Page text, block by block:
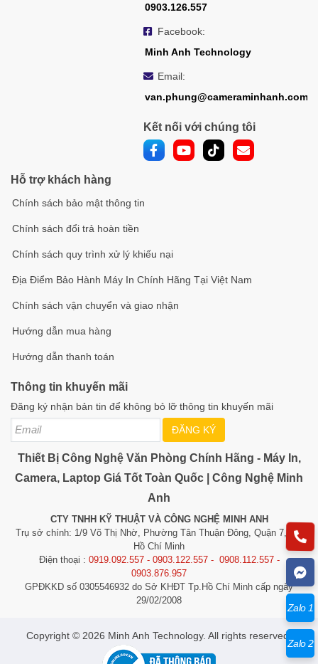
0903.126.557
Facebook:
Minh Anh Technology
Email:
van.phung@cameraminhanh.com
Kết nối với chúng tôi
Hỗ trợ khách hàng
Chính sách bảo mật thông tin
Chính sách đổi trả hoàn tiền
Chính sách quy trình xử lý khiếu nại
Địa Điểm Bảo Hành Máy In Chính Hãng Tại Việt Nam
Chính sách vận chuyển và giao nhận
Hướng dẫn mua hàng
Hướng dẫn thanh toán
Thông tin khuyến mãi
Đăng ký nhận bản tin để không bỏ lỡ thông tin khuyến mãi
ĐĂNG KÝ
Thiết Bị Công Nghệ Văn Phòng Chính Hãng - Máy In,
Camera, Laptop Giá Tốt Toàn Quốc | Công Nghệ Minh
Anh
CTY TNHH KỸ THUẬT VÀ CÔNG NGHỆ MINH ANH
Trụ sở chính: 1/9 Võ Thị Nhờ, Phường Tân Thuận Đông, Quận 7, TP.
Hồ Chí Minh
Điện thoại : 0919.092.557 - 0903.122.557 - 0908.112.557 -
0903.876.957
GPĐKKD số 0305546932 do Sở KHĐT Tp.Hồ Chí Minh cấp ngày
29/02/2008
​​​​​​Copyright © 2026 Minh Anh Technology. All rights reserved.
Zalo 1
Zalo 2